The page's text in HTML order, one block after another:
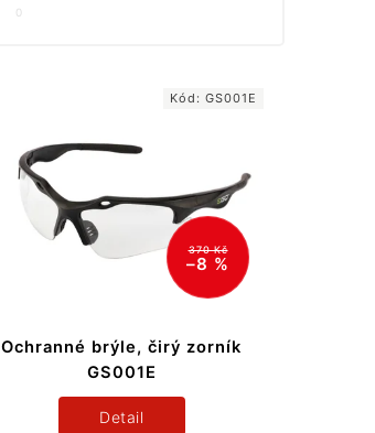
0
370 Kč
–8 %
Ochranné brýle, čirý zorník
GS001E
Detail
Kód:GS001E